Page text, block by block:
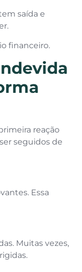
saída e
financeiro.
reação
seguidos de
Essa
Muitas vezes,